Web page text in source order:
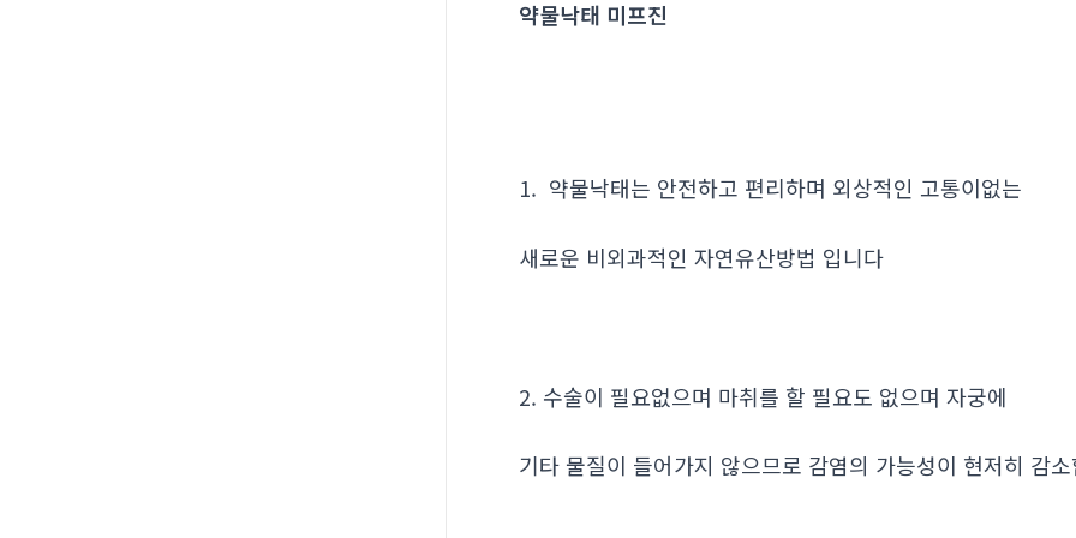
약물낙태 미프진
1. 약물낙태는 안전하고 편리하며 외상적인 고통이없는
새로운 비외과적인 자연유산방법 입니다
2. 수술이 필요없으며 마취를 할 필요도 없으며 자궁에
기타 물질이 들어가지 않으므로 감염의 가능성이 현저히 감